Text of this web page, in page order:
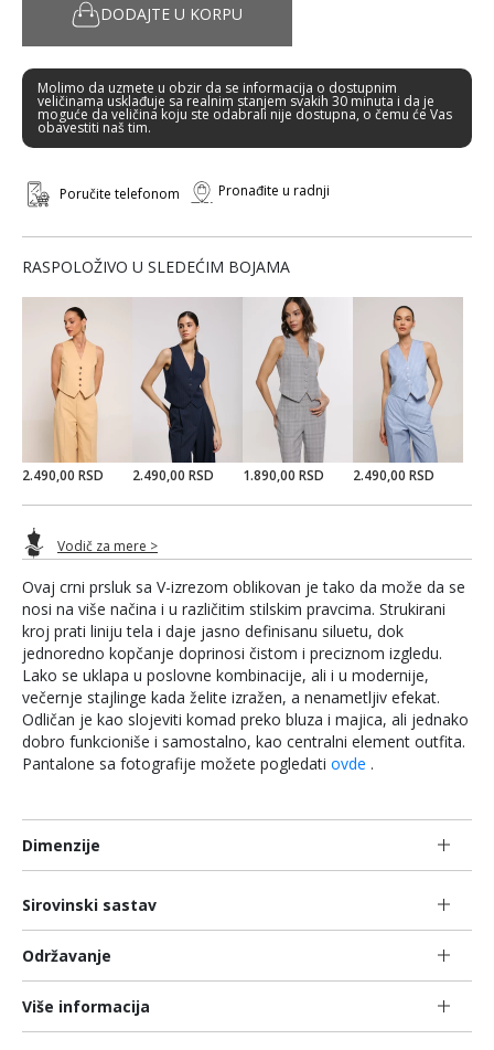
Ovaj crni prsluk sa V-izrezom oblikovan je tako da može da se
nosi na više načina i u različitim stilskim pravcima. Strukirani
kroj prati liniju tela i daje jasno definisanu siluetu, dok
jednoredno kopčanje doprinosi čistom i preciznom izgledu.
Lako se uklapa u poslovne kombinacije, ali i u modernije,
večernje stajlinge kada želite izražen, a nenametljiv efekat.
Odličan je kao slojeviti komad preko bluza i majica, ali jednako
dobro funkcioniše i samostalno, kao centralni element outfita.
Pantalone sa fotografije možete pogledati ovde .
Dimenzije
Sirovinski sastav
Održavanje
Više informacija
DODAJTE U KORPU
Molimo da uzmete u obzir da se informacija o dostupnim
veličinama usklađuje sa realnim stanjem svakih 30 minuta i da je
moguće da veličina koju ste odabrali nije dostupna, o čemu će Vas
obavestiti naš tim.
Poručite telefonom Pronađite u radnji
RASPOLOŽIVO U SLEDEĆIM BOJAMA
2.490,00 RSD 2.490,00 RSD 1.890,00 RSD 2.490,00 RSD
Vodič za mere >